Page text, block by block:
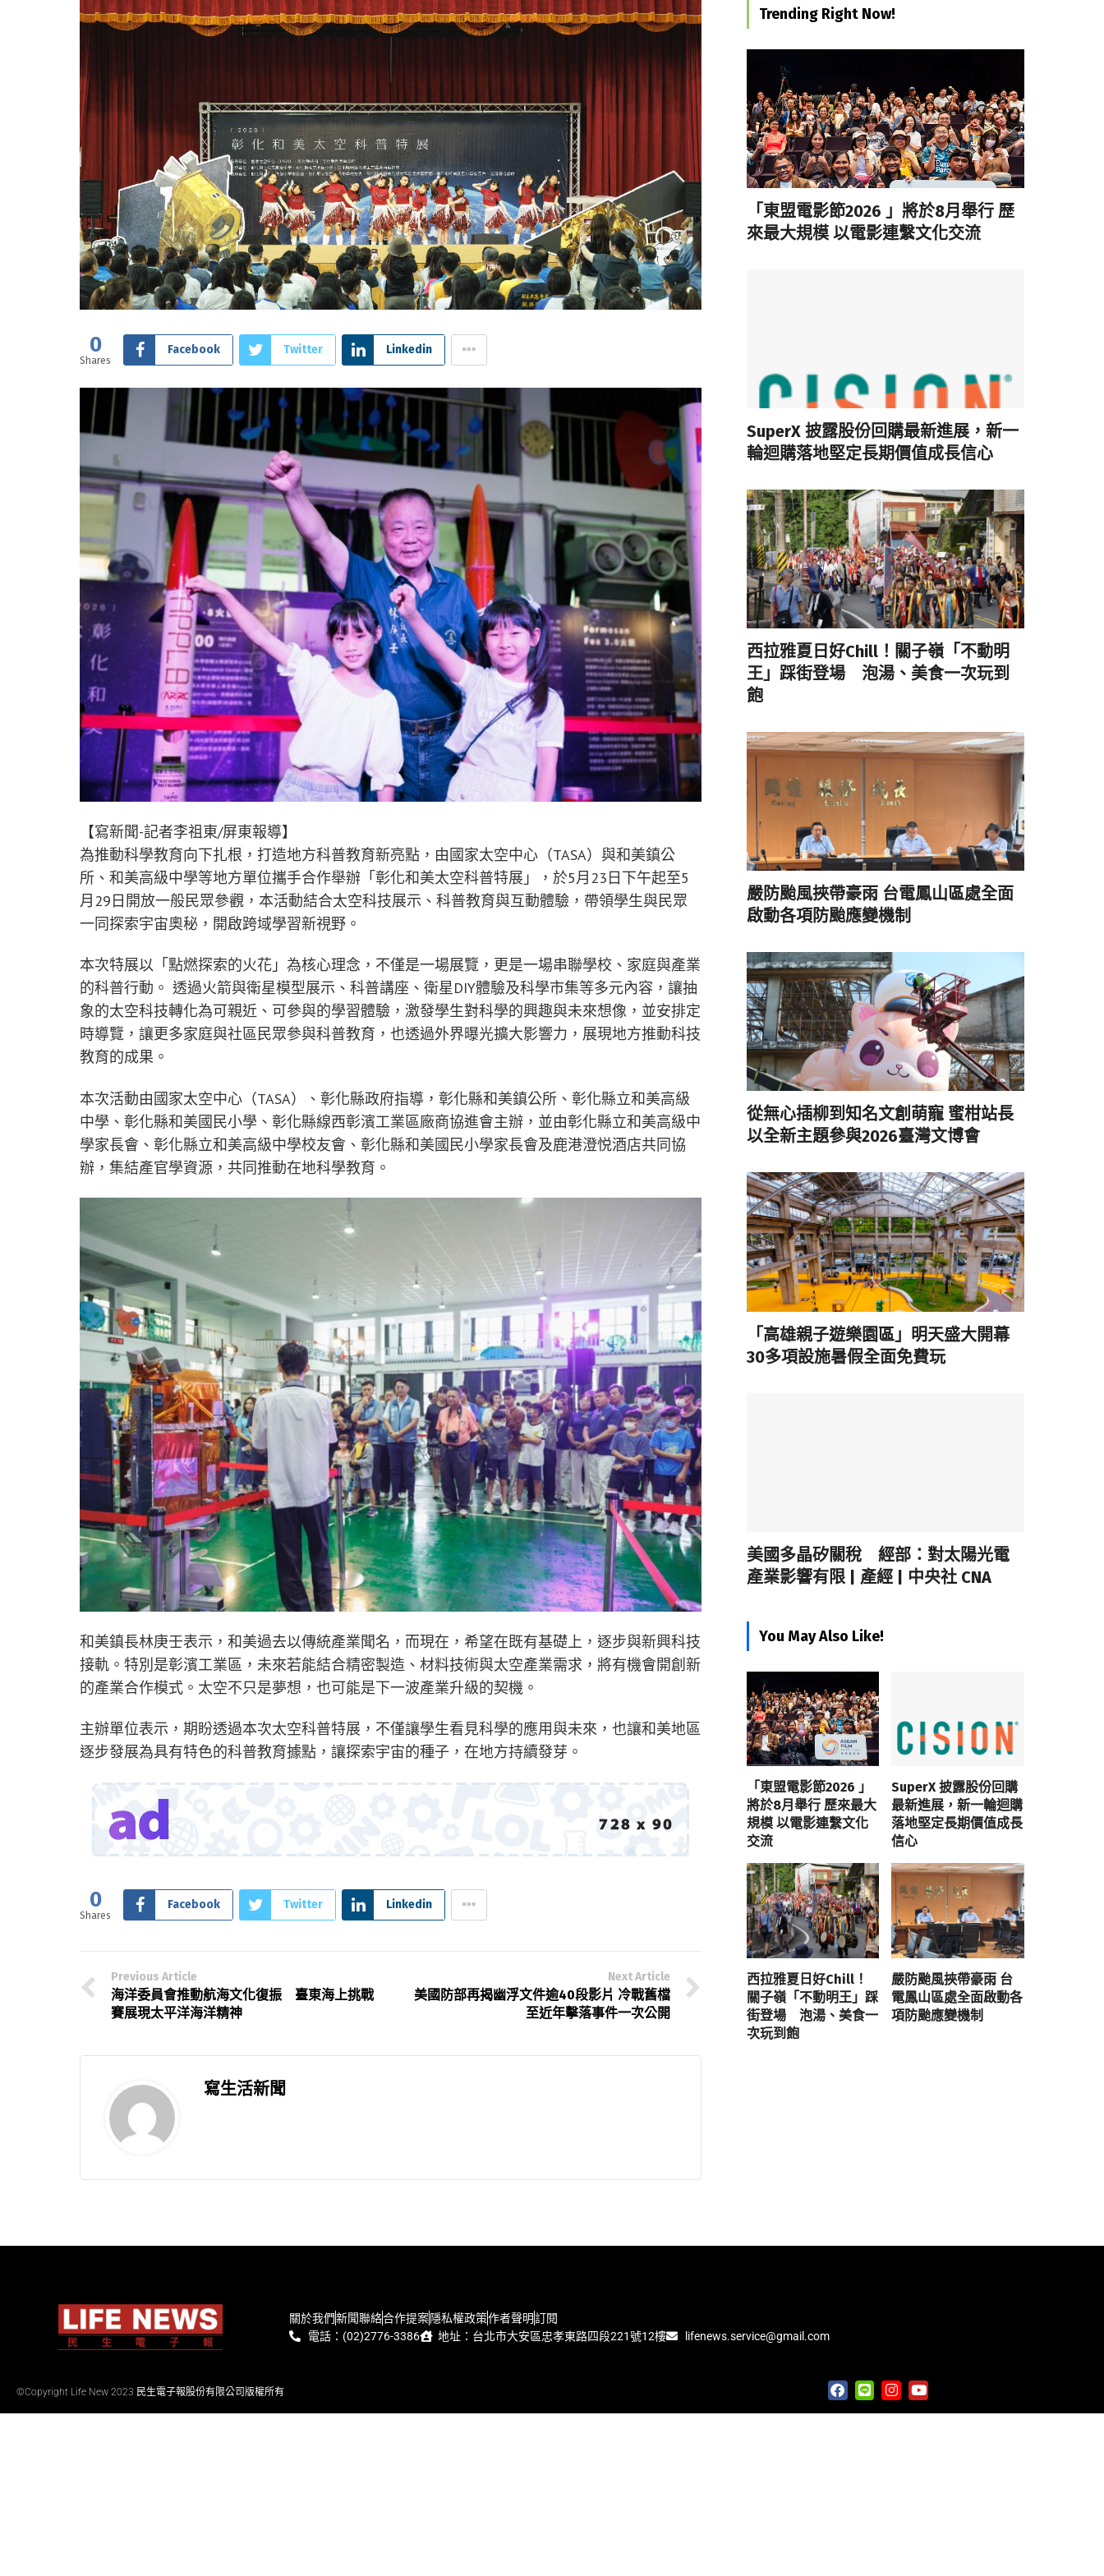
0
Shares
Facebook Twitter Linkedin
【寫新聞-記者李祖東/屏東報導】
為推動科學教育向下扎根，打造地方科普教育新亮點，由國家太空中心（TASA）與和美鎮公
所、和美高級中學等地方單位攜手合作舉辦「彰化和美太空科普特展」，於5月23日下午起至5
月29日開放一般民眾參觀，本活動結合太空科技展示、科普教育與互動體驗，帶領學生與民眾
一同探索宇宙奧秘，開啟跨域學習新視野。
本次特展以「點燃探索的火花」為核心理念，不僅是一場展覽，更是一場串聯學校、家庭與產業
的科普行動。 透過火箭與衛星模型展示、科普講座、衛星DIY體驗及科學市集等多元內容，讓抽
象的太空科技轉化為可親近、可參與的學習體驗，激發學生對科學的興趣與未來想像，並安排定
時導覽，讓更多家庭與社區民眾參與科普教育，也透過外界曝光擴大影響力，展現地方推動科技
教育的成果。
本次活動由國家太空中心（TASA）、彰化縣政府指導，彰化縣和美鎮公所、彰化縣立和美高級
中學、彰化縣和美國民小學、彰化縣線西彰濱工業區廠商協進會主辦，並由彰化縣立和美高級中
學家長會、彰化縣立和美高級中學校友會、彰化縣和美國民小學家長會及鹿港澄悦酒店共同協
辦，集結產官學資源，共同推動在地科學教育。
和美鎮長林庚壬表示，和美過去以傳統產業聞名，而現在，希望在既有基礎上，逐步與新興科技
接軌。特別是彰濱工業區，未來若能結合精密製造、材料技術與太空產業需求，將有機會開創新
的產業合作模式。太空不只是夢想，也可能是下一波產業升級的契機。
主辦單位表示，期盼透過本次太空科普特展，不僅讓學生看見科學的應用與未來，也讓和美地區
逐步發展為具有特色的科普教育據點，讓探索宇宙的種子，在地方持續發芽。
0
Shares
Facebook Twitter Linkedin
Previous Article
海洋委員會推動航海文化復振 臺東海上挑戰
賽展現太平洋海洋精神
Next Article
美國防部再揭幽浮文件逾40段影片 冷戰舊檔
至近年擊落事件一次公開
寫生活新聞
Trending Right Now!
「東盟電影節2026 」將於8月舉行 歷
來最大規模 以電影連繫文化交流
SuperX 披露股份回購最新進展，新一
輪迴購落地堅定長期價值成長信心
西拉雅夏日好Chill！關子嶺「不動明
王」踩街登場 泡湯、美食一次玩到
飽
嚴防颱風挾帶豪雨 台電鳳山區處全面
啟動各項防颱應變機制
從無心插柳到知名文創萌寵 蜜柑站長
以全新主題參與2026臺灣文博會
「高雄親子遊樂園區」明天盛大開幕
30多項設施暑假全面免費玩
美國多晶矽關稅 經部：對太陽光電
產業影響有限 | 產經 | 中央社 CNA
You May Also Like!
「東盟電影節2026 」
將於8月舉行 歷來最大
規模 以電影連繫文化
交流
SuperX 披露股份回購
最新進展，新一輪迴購
落地堅定長期價值成長
信心
西拉雅夏日好Chill！
關子嶺「不動明王」踩
街登場 泡湯、美食一
次玩到飽
嚴防颱風挾帶豪雨 台
電鳳山區處全面啟動各
項防颱應變機制
關於我們新聞聯絡合作提案隱私權政策作者聲明訂閱
電話：(02)2776-3386
地址：台北市大安區忠孝東路四段221號12樓 lifenews.service@gmail.com
©Copyright Life New 2023 民生電子報股份有限公司版權所有